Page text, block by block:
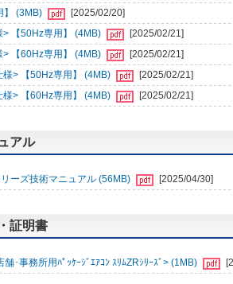
】 (3MB)
[2025/02/20]
【50Hz専用】 (4MB)
[2025/02/21]
【60Hz専用】 (4MB)
[2025/02/21]
> 【50Hz専用】 (4MB)
[2025/02/21]
> 【60Hz専用】 (4MB)
[2025/02/21]
アル
ーズ技術マニュアル (56MB) [2025/04/30]
証明書
･事務所用ﾊﾟｯｹｰｼﾞｴｱｺﾝ ｽﾘﾑZRｼﾘｰｽﾞ> (1MB)